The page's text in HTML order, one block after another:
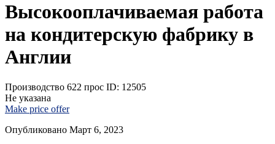
Высокооплачиваемая работа
на кондитерскую фабрику в
Англии
Производство 622 прос ID: 12505
Не указана
Make price offer
Опубликовано Март 6, 2023